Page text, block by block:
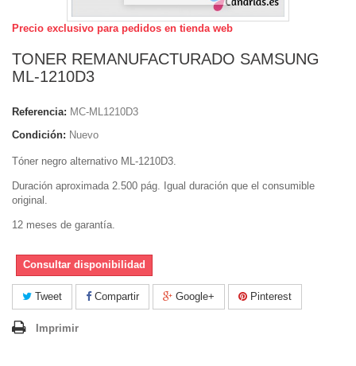
Precio exclusivo para pedidos en tienda web
TONER REMANUFACTURADO SAMSUNG
ML-1210D3
Referencia: MC-ML1210D3
Condición: Nuevo
Tóner negro alternativo ML-1210D3.
Duración aproximada 2.500 pág. Igual duración que el consumible
original.
12 meses de garantía.
Consultar disponibilidad
Tweet Compartir Google+ Pinterest
Imprimir